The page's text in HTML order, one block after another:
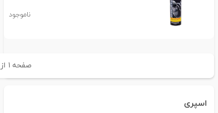
ناموجود
صفحه ۱ از ۱
اسپری